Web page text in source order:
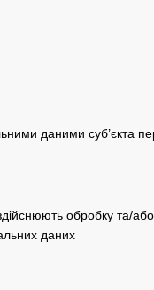
даними суб’єкта
обробку та/
даних